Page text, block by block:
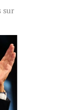
sur